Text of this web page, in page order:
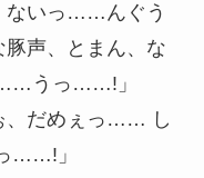
ないっ……んぐう
声、とまん、な
うっ……!」
、だめぇっ…… し
……!」